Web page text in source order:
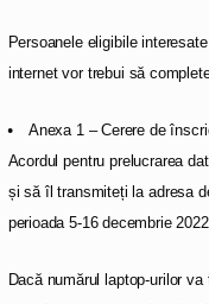
Persoanele eligibile
internet vor trebui să
Anexa 1 – Cerere de
Acordul pentru prelucrarea
și să îl transmiteți la adresa
perioada 5-16 decembrie 2022
Dacă numărul laptop-urilor